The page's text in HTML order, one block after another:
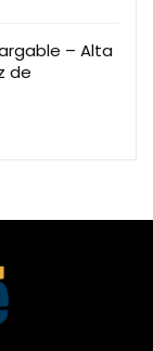
– Alta
de